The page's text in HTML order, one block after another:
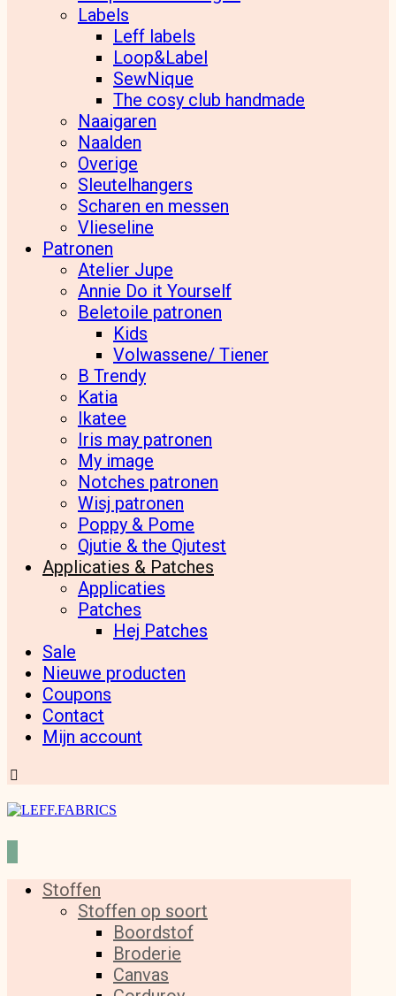
Labels
Leff labels
Loop&Label
SewNique
The cosy club handmade
Naaigaren
Naalden
Overige
Sleutelhangers
Scharen en messen
Vlieseline
Patronen
Atelier Jupe
Annie Do it Yourself
Beletoile patronen
Kids
Volwassene/ Tiener
B Trendy
Katia
Ikatee
Iris may patronen
My image
Notches patronen
Wisj patronen
Poppy & Pome
Qjutie & the Qjutest
Applicaties & Patches
Applicaties
Patches
Hej Patches
Sale
Nieuwe producten
Coupons
Contact
Mijn account
Stoffen
Stoffen op soort
Boordstof
Broderie
Canvas